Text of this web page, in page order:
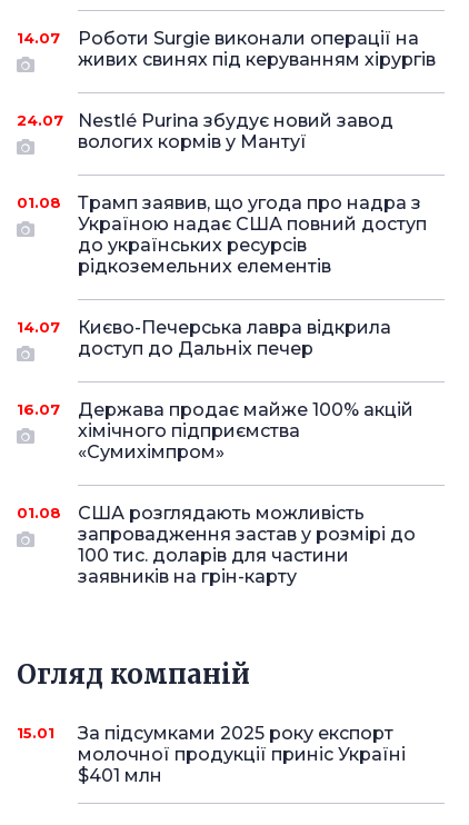
14.07
Роботи Surgie виконали операції на
живих свинях під керуванням хірургів
24.07
Nestlé Purina збудує новий завод
вологих кормів у Мантуї
01.08
Трамп заявив, що угода про надра з
Україною надає США повний доступ
до українських ресурсів
рідкоземельних елементів
14.07
Києво-Печерська лавра відкрила
доступ до Дальніх печер
16.07
Держава продає майже 100% акцій
хімічного підприємства
«Сумихімпром»
01.08
США розглядають можливість
запровадження застав у розмірі до
100 тис. доларів для частини
заявників на грін-карту
Огляд компаній
15.01
За підсумками 2025 року експорт
молочної продукції приніс Україні
$401 млн